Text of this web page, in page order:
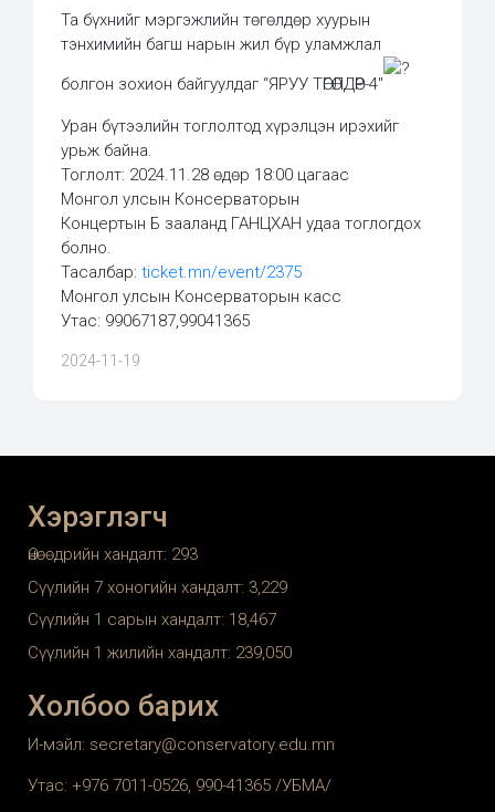
Та бүхнийг мэргэжлийн төгөлдөр хуурын
тэнхимийн багш нарын жил бүр уламжлал
болгон зохион байгуулдаг “ЯРУУ ТӨГӨЛДӨР-4″
Уран бүтээлийн тоглолтод хүрэлцэн ирэхийг
урьж байна.
Тоглолт: 2024.11.28 өдөр 18:00 цагаас
Монгол улсын Консерваторын
Концертын Б зааланд ГАНЦХАН удаа тоглогдох
болно.
Тасалбар: ticket.mn/event/2375
Монгол улсын Консерваторын касс
Утас: 99067187,99041365
2024-11-19
Хэрэглэгч
Өнөөдрийн хандалт: 293
Сүүлийн 7 хоногийн хандалт: 3,229
Сүүлийн 1 сарын хандалт: 18,467
Сүүлийн 1 жилийн хандалт: 239,050
Холбоо барих
И-мэйл: secretary@conservatory.edu.mn
Утас: +976 7011-0526, 990-41365 /УБМА/